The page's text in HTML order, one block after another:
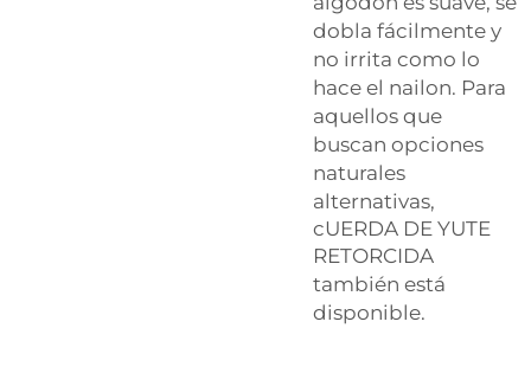
dobla fácilmente y
no irrita como lo
hace el nailon. Para
aquellos que
buscan opciones
naturales
alternativas,
cUERDA DE YUTE
RETORCIDA
también está
disponible.